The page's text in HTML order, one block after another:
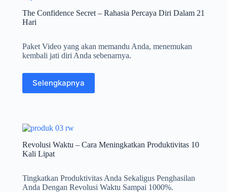
The Confidence Secret – Rahasia Percaya Diri Dalam 21
Hari
Paket Video yang akan memandu Anda, menemukan
kembali jati diri Anda sebenarnya.
Selengkapnya
Revolusi Waktu – Cara Meningkatkan Produktivitas 10
Kali Lipat
Tingkatkan Produktivitas Anda Sekaligus Penghasilan
Anda Dengan Revolusi Waktu Sampai 1000%.